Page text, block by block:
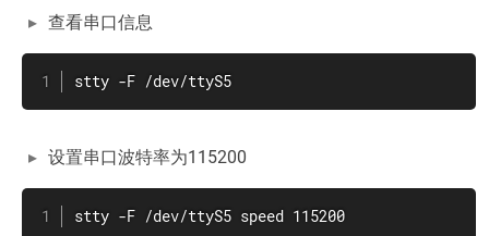
查看串口信息
stty -F /dev/ttyS5
设置串口波特率为115200
stty -F /dev/ttyS5 speed 115200